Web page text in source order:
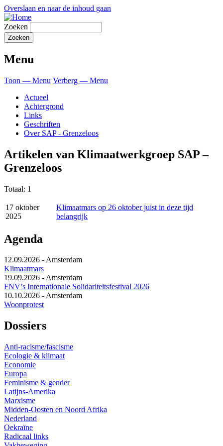
Overslaan en naar de inhoud gaan
Zoeken
Menu
Toon — Menu Verberg — Menu
Actueel
Achtergrond
Links
Geschriften
Over SAP - Grenzeloos
Artikelen van Klimaatwerkgroep SAP –
Grenzeloos
Totaal: 1
17 oktober
2025
Klimaatmars op 26 oktober juist in deze tijd
belangrijk
Agenda
12.09.2026 -Amsterdam
Klimaatmars
19.09.2026 -Amsterdam
FNV’s Internationale Solidariteitsfestival 2026
10.10.2026 -Amsterdam
Woonprotest
Dossiers
Anti-racisme/fascisme
Ecologie & klimaat
Economie
Europa
Feminisme & gender
Latijns-Amerika
Marxisme
Midden-Oosten en Noord Afrika
Nederland
Oekraïne
Radicaal links